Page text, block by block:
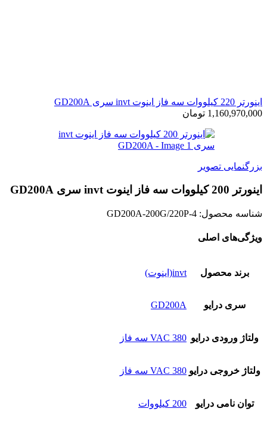
اينورتر 220 کیلووات سه فاز اینوت invt سری GD200A
1,160,970,000 تومان
بزرگنمایی تصویر
اينورتر 200 کیلووات سه فاز اینوت invt سری GD200A
شناسه محصول: GD200A-200G/220P-4
ویژگی‌های اصلی
برند محصول invt(اینوت)
سری درایو GD200A
ولتاژ ورودی درایو 380 VAC سه فاز
ولتاژ خروجی درایو 380 VAC سه فاز
توان نامی درایو 200 کیلووات